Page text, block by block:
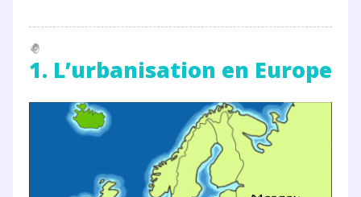
1. L’urbanisation en Europe